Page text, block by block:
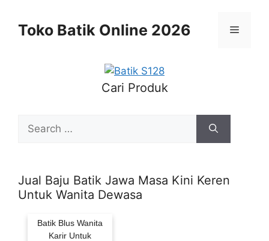
contentToko Batik Online 2026 Menu
Cari Produk
for:
Jual Baju Batik Jawa Masa Kini Keren
Untuk Wanita Dewasa
Batik Blus Wanita
Karir Untuk